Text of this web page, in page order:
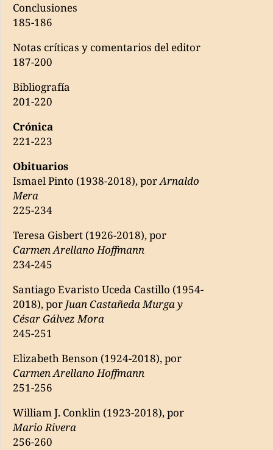
Conclusiones
185-186
Notas críticas y comentarios del editor
187-200
Bibliografía
201-220
Crónica
221-223
Obituarios
Ismael Pinto (1938-2018), porArnaldo
Mera
225-234
Teresa Gisbert (1926-2018), por
Carmen Arellano Hoffmann
234-245
Santiago Evaristo Uceda Castillo (1954-
2018), por Juan Castañeda Murga y
César Gálvez Mora
245-251
Elizabeth Benson (1924-2018), por
Carmen Arellano Hoffmann
251-256
William J. Conklin (1923-2018), por
Mario Rivera
256-260